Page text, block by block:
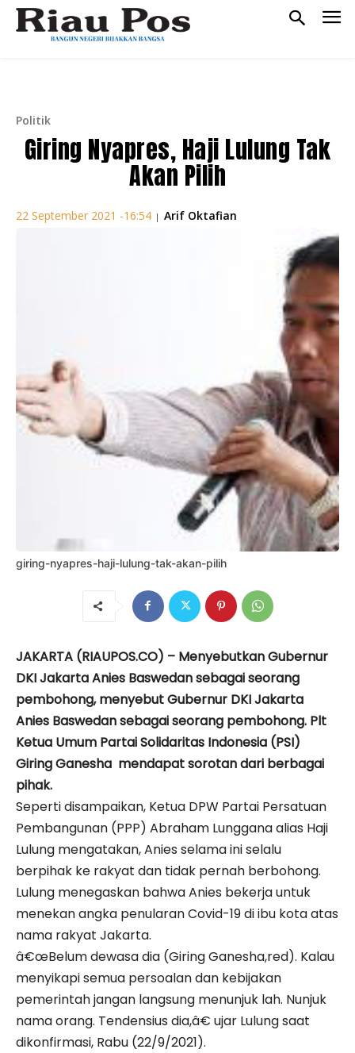
Politik
Giring Nyapres, Haji Lulung Tak
Akan Pilih
22 September 2021 -16:54 | Arif Oktafian
giring-nyapres-haji-lulung-tak-akan-pilih
JAKARTA (RIAUPOS.CO) – Menyebutkan Gubernur
DKI Jakarta Anies Baswedan sebagai seorang
pembohong, menyebut Gubernur DKI Jakarta
Anies Baswedan sebagai seorang pembohong. Plt
Ketua Umum Partai Solidaritas Indonesia (PSI)
Giring Ganesha mendapat sorotan dari berbagai
pihak.
Seperti disampaikan, Ketua DPW Partai Persatuan
Pembangunan (PPP) Abraham Lunggana alias Haji
Lulung mengatakan, Anies selama ini selalu
berpihak ke rakyat dan tidak pernah berbohong.
Lulung menegaskan bahwa Anies bekerja untuk
menekan angka penularan Covid-19 di ibu kota atas
nama rakyat Jakarta.
â€œBelum dewasa dia (Giring Ganesha,red). Kalau
menyikapi semua persoalan dan kebijakan
pemerintah jangan langsung menunjuk lah. Nunjuk
nama orang. Tendensius dia,â€ ujar Lulung saat
dikonfirmasi, Rabu (22/9/2021).